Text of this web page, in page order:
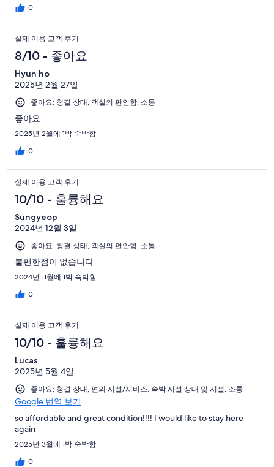
0
실제 이용 고객 후기
8/10 - 좋아요
Hyun ho
2025년 2월 27일
좋아요: 청결 상태, 객실의 편안함, 소통
좋아요
2025년 2월에 1박 숙박함
0
실제 이용 고객 후기
10/10 - 훌륭해요
Sungyeop
2024년 12월 3일
좋아요: 청결 상태, 객실의 편안함, 소통
불편한점이 없습니다
2024년 11월에 1박 숙박함
0
실제 이용 고객 후기
10/10 - 훌륭해요
Lucas
2025년 5월 4일
좋아요: 청결 상태, 편의 시설/서비스, 숙박 시설 상태 및 시설, 소통
Google 번역 보기
so affordable and great condition!!!! I would like to stay here
again
2025년 3월에 1박 숙박함
0